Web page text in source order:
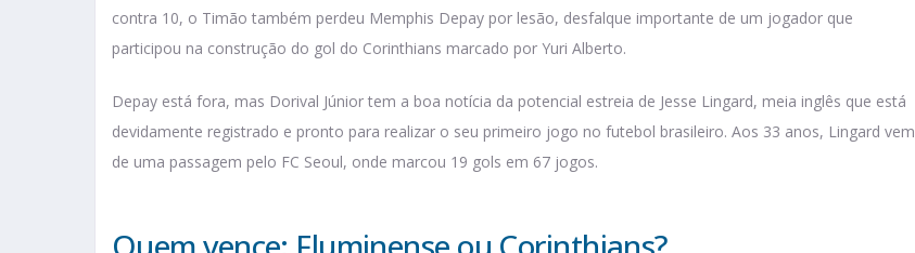
contra 10, o Timão também perdeu Memphis Depay por lesão, desfalque importante de um jogador que
participou na construção do gol do Corinthians marcado por Yuri Alberto.
Depay está fora, mas Dorival Júnior tem a boa notícia da potencial estreia de Jesse Lingard, meia inglês que está
devidamente registrado e pronto para realizar o seu primeiro jogo no futebol brasileiro. Aos 33 anos, Lingard vem
de uma passagem pelo FC Seoul, onde marcou 19 gols em 67 jogos.